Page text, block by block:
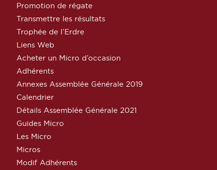
Promotion de régate
Transmettre les résultats
Trophée de l’Erdre
Liens Web
Acheter un Micro d’occasion
Adhérents
Annexes Assemblée Générale 2019
Calendrier
Détails Assemblée Générale 2021
Guides Micro
Les Micro
Micros
Modif Adhérents